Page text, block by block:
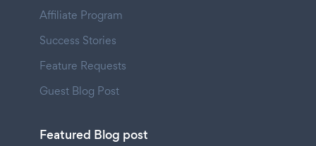
Affiliate Program
Success Stories
Feature Requests
Guest Blog Post
Featured Blog post